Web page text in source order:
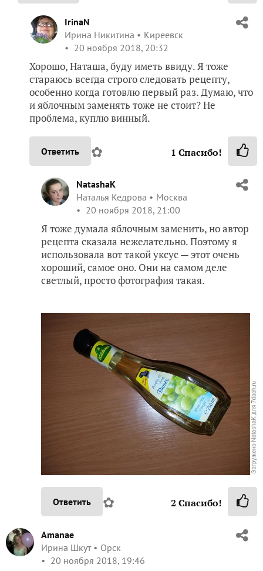
IrinaN
Ирина Никитина
Киреевск
20 ноября 2018, 20:32
Хорошо, Наташа, буду иметь ввиду. Я тоже
стараюсь всегда строго следовать рецепту,
особенно когда готовлю первый раз. Думаю, что
и яблочным заменять тоже не стоит? Не
проблема, куплю винный.
Ответить ✿ 1 Спасибо!
NatashaK
Наталья Кедрова
Москва
20 ноября 2018, 21:00
Я тоже думала яблочным заменить, но автор
рецепта сказала нежелательно. Поэтому я
использовала вот такой уксус — этот очень
хороший, самое оно. Они на самом деле
светлый, просто фотография такая.
Ответить ✿ 2 Спасибо!
Amanae
Ирина Шкут
Орск
20 ноября 2018, 19:46